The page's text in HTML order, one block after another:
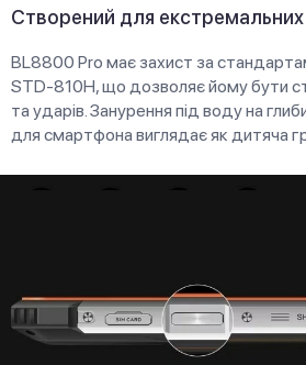
Створений для
BL8800 Pro має захист за
STD-810H, що дозволяє йому бути
та ударів. Занурення під воду на
для смартфона виглядає як дитяча